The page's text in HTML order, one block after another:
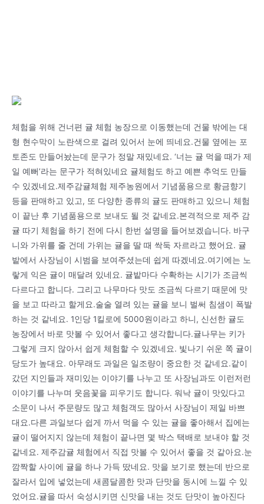
체험을 위해 건너편 귤 체험 농장으로 이동했는데 건물 밖에는 대
형 현수막이 노란색으로 걸려 있어서 눈에 띄네요.건물 옆에는 포
토존도 만들어놨는데 문구가 정말 재밌네요. ‘너는 귤 먹을 때가 제
일 예뻐’라는 문구가 적혀있네요 귤체험도 하고 예쁜 추억도 만들
수 있겠네요.제주감귤체험 제주농원에서 기념품용으로 황금향기
등을 판매하고 있고, 또 다양한 종류의 귤도 판매하고 있으니 체험
이 끝난 후 기념품용으로 보내도 될 것 같네요.본격적으로 제주 감
귤 따기 체험을 하기 전에 다시 한번 설명을 들어보겠습니다. 바구
니와 가위를 줄 건데 가위는 귤을 딸 때 싹둑 자르라고 했어요. 귤
밭에서 사장님이 시범을 보여주셨는데 쉽게 따겠네요.여기에는 노
랗게 익은 귤이 매달려 있네요. 귤밭마다 수확하는 시기가 조금씩
다르다고 합니다. 그리고 나무마다 맛도 조금씩 다르기 때문에 맛
을 보고 따라고 할게요.술술 열려 있는 귤을 보니 벌써 침샘이 폭발
하는 것 같네요. 1인당 1킬로에 5000원이라고 하니, 신선한 귤도
농장에서 바로 맛볼 수 있어서 좋다고 생각합니다.귤나무는 키가
그렇게 크지 않아서 쉽게 체험할 수 있겠네요. 빛나기 쉬운 쪽 귤이
당도가 높대요. 아무래도 과일은 일조량이 중요한 것 같네요.같이
갔던 지인들과 재미있는 이야기를 나누고 또 사장님과도 이런저런
이야기를 나누며 웃음꽃을 피우기도 합니다. 워낙 귤이 맛있다고
소문이 나서 주문량도 많고 체험객도 많아서 사장님이 제일 바쁘
대요.다른 과일보다 쉽게 까서 먹을 수 있는 귤을 좋아해서 집에는
귤이 떨어지지 않는데 체험이 끝나면 몇 박스 택배로 보내야 할 것
같네요. 제주감귤 체험에서 직접 맛볼 수 있어서 좋을 것 같아요.눈
깜짝할 사이에 귤을 하나 가득 땄네요. 맛을 보기로 했는데 반으로
잘라서 입에 넣었는데 새콤달콤한 맛과 단맛을 동시에 느낄 수 있
었어요.귤을 따서 숙성시키면 신맛을 내는 것도 단맛이 높아진다